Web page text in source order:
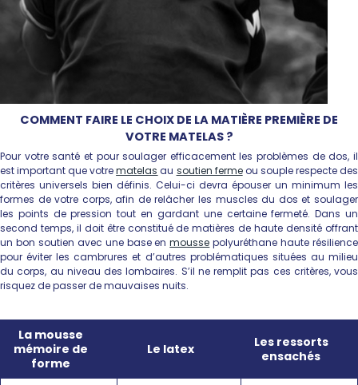
COMMENT FAIRE LE CHOIX DE LA MATIÈRE PREMIÈRE DE
VOTRE MATELAS ?
Pour votre santé et pour soulager efficacement les problèmes de dos, il
est important que votrematelas au soutien fermeou souple respecte des
critères universels bien définis. Celui-ci devra épouser un minimum les
formes de votre corps, afin de relâcher les muscles du dos et soulager
les points de pression tout en gardant une certaine fermeté. Dans un
second temps, il doit être constitué de matières de haute densité offrant
un bon soutien avec une base enmousse polyuréthane haute résilience
pour éviter les cambrures et d’autres problématiques situées au milieu
du corps, au niveau des lombaires. S’il ne remplit pas ces critères, vous
risquez de passer de mauvaises nuits.
La mousse
mémoire de
forme
Le latex
Les ressorts
ensachés